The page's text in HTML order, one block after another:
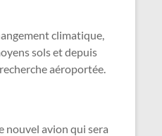
climatique,
sols et depuis
aéroportée.
nouvel avion qui sera